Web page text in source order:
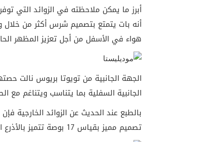
أبرز ما يمكن ملاحظته في الزوائد التي
أنه بات يتمتع بتصميم شرس أكثر من
هواء في الأسفل من أجل تعزيز المظهر
الجهة الجانبية من تويوتا بريوس نالت
الجانبية السفلية بما يتناسب ويتناغم مع
بالطبع عند الحديث عن الزوائد الخارجية
تصميم مميز بقياس 17 بوصة تتميز بالأذرع الخماسية المزدوجة والمائلة وهو ما يزيد من الطابع الرياضي للسيارة.